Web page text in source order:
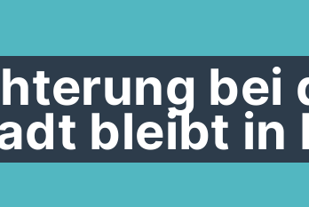
bei
bleibt in